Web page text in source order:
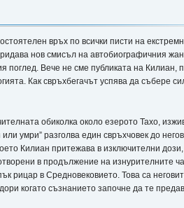
връх по всички писти на
нов смисъл на автобиографичния
Вече не сме публиката на
Как свръхбегачът успява да събере
обиколка около езерото Тахо,
умри” разголва един свръхчовек до
Килиан притежава в изключителни
в продължение на изнурителните
рицар в Средновековието. Това са
когато съзнанието започне да те